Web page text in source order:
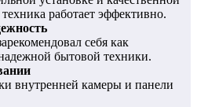
работает эффективно.
себя как
бытовой техники.
внутренней камеры и панели